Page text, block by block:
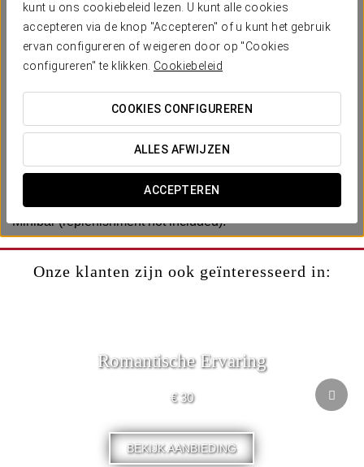
kunt u ons cookiebeleid lezen. U kunt alle cookies
accepteren via de knop "Accepteren" of u kunt het gebruik
ervan configureren of weigeren door op "Cookies
configureren" te klikken. Cookiebeleid
COOKIES CONFIGUREREN
ALLES AFWIJZEN
ACCEPTEREN
€ 10
Businesservaring
If you are planning to visit the island for business reasons,
stay with us! Take advantage of our Business Experience
-Early check-in (subject to availability).
-Minibar (replenishment not included).
Onze klanten zijn ook geïnteresseerd in:
Romantische Ervaring
€ 30
BEKIJK AANBIEDING